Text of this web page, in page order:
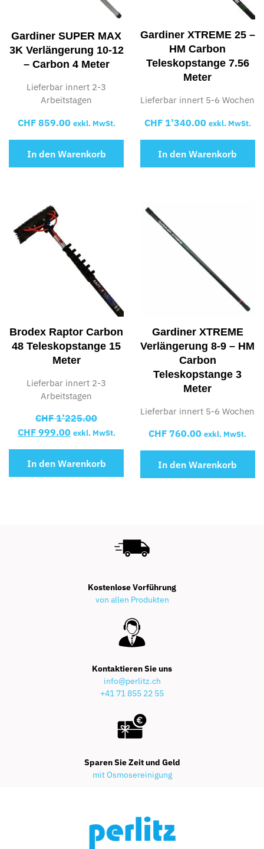
Gardiner SUPER MAX
3K Verlängerung 10-12
– Carbon 4 Meter
Lieferbar innert 2-3
Arbeitstagen
CHF859.00 exkl. MwSt.
In den Warenkorb
Gardiner XTREME 25 –
HM Carbon
Teleskopstange 7.56
Meter
Lieferbar innert 5-6 Wochen
CHF1’340.00 exkl. MwSt.
In den Warenkorb
Brodex Raptor Carbon
48 Teleskopstange 15
Meter
Lieferbar innert 2-3
Arbeitstagen
CHF1’225.00
CHF999.00 exkl. MwSt.
In den Warenkorb
Gardiner XTREME
Verlängerung 8-9 – HM
Carbon
Teleskopstange 3
Meter
Lieferbar innert 5-6 Wochen
CHF 760.00 exkl. MwSt.
In den Warenkorb
Kostenlose Vorführung
von allen Produkten
Kontaktieren Sie uns
info@perlitz.ch
+41 71 855 22 55
Sparen Sie Zeit und Geld
mit Osmosereinigung